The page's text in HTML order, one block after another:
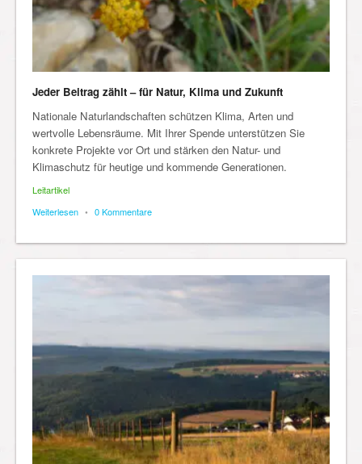
Jeder Beitrag zählt – für Natur, Klima und Zukunft
Nationale Naturlandschaften schützen Klima, Arten und
wertvolle Lebensräume. Mit Ihrer Spende unterstützen Sie
konkrete Projekte vor Ort und stärken den Natur- und
Klimaschutz für heutige und kommende Generationen.
Leitartikel
Weiterlesen • 0 Kommentare